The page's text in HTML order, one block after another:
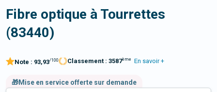
Fibre optique à Tourrettes
(83440)
Note : 93,93/100 Classement : 3587ème En savoir +
🎁Mise en service offerte sur demande